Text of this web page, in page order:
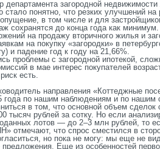
департамента загородной
стало понятно, что резких улучшений
в том числе и для
сохранятся до конца года как
на продажу вторичного жилья и
на покупку «загородки» в
и падение год к году на 21,66%.
проблемы с загородной ипотекой,
в мае интерес покупателей
есть.
направления «Коттеджные
года по нашим наблюдениям и по нашим
в том, что основной объем сделок
тысяч рублей за сотку. Но если
лотов — до 2–3 млн рублей, то
отмечают, что спрос сместился в
но пока не могу: мы еще не
Еще из особенностей